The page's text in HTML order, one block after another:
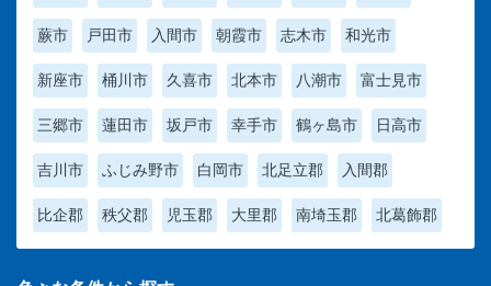
蕨市 戸田市 入間市 朝霞市 志木市 和光市
新座市 桶川市 久喜市 北本市 八潮市 富士見市
三郷市 蓮田市 坂戸市 幸手市 鶴ヶ島市 日高市
吉川市 ふじみ野市 白岡市 北足立郡 入間郡
比企郡 秩父郡 児玉郡 大里郡 南埼玉郡 北葛飾郡